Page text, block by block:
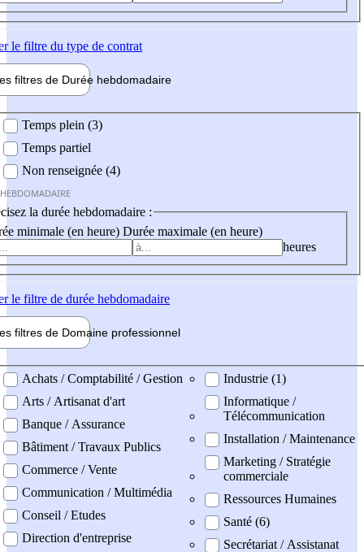
le filtre du type de contrat
filtres de Durée hebdomadaire
Temps plein (3)
Temps partiel
Non renseignée (4)
la durée hebdomadaire :
minimale (en heure) Durée maximale (en heure)
heures
le filtre de durée hebdomadaire
filtres de Domaine professionnel
professionel
Achats / Comptabilité / Gestion
Arts / Artisanat d'art
Banque / Assurance
Bâtiment / Travaux Publics
Commerce / Vente
Communication / Multimédia
Conseil / Etudes
Direction d'entreprise
Industrie (1)
Informatique /
Télécommunication
Installation / Maintenance
Marketing / Stratégie
commerciale
Ressources Humaines
Santé (6)
Secrétariat / Assistanat